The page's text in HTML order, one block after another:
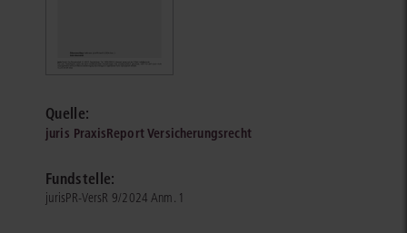
Quelle:
juris PraxisReport Versicherungsrecht
Fundstelle:
jurisPR-VersR 9/2024 Anm. 1